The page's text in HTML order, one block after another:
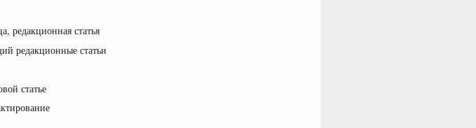
редакционная статья
редакционные статьи
статье